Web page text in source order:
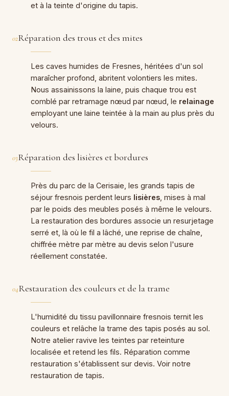
et à la teinte d'origine du tapis.
02Réparation des trous et des mites
Les caves humides de Fresnes, héritées d'un sol
maraîcher profond, abritent volontiers les mites.
Nous assainissons la laine, puis chaque trou est
comblé par retramage nœud par nœud, le relainage
employant une laine teintée à la main au plus près du
velours.
03Réparation des lisières et bordures
Près du parc de la Cerisaie, les grands tapis de
séjour fresnois perdent leurs lisières , mises à mal
par le poids des meubles posés à même le velours.
La restauration des bordures associe un resurjetage
serré et, là où le fil a lâché, une reprise de chaîne,
chiffrée mètre par mètre au devis selon l'usure
réellement constatée.
04Restauration des couleurs et de la trame
L'humidité du tissu pavillonnaire fresnois ternit les
couleurs et relâche la trame des tapis posés au sol.
Notre atelier ravive les teintes par reteinture
localisée et retend les fils. Réparation comme
restauration s'établissent sur devis. Voir notre
restauration de tapis.